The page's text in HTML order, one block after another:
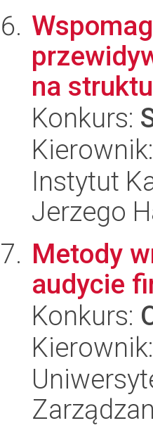
na
Konkurs:
Instytut
Jerzego
Metody
audycie
Konkurs: